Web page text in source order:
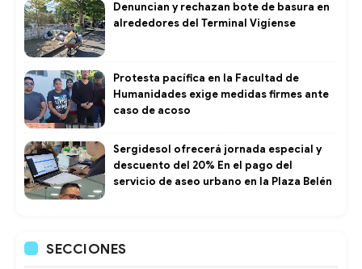
Denuncian y rechazan bote de basura en
alrededores del Terminal Vigíense
Protesta pacífica en la Facultad de
Humanidades exige medidas firmes ante
caso de acoso
Sergidesol ofrecerá jornada especial y
descuento del 20% En el pago del
servicio de aseo urbano en la Plaza Belén
SECCIONES